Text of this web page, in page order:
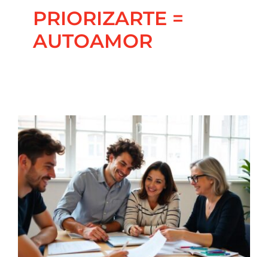
PRIORIZARTE =
AUTOAMOR
Optimiza el bienestar
de tu empresa con
Epigenética
Blog Coaching Nutricional Nutrición Principal Salud
Integrativa